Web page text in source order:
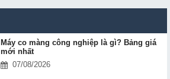
Máy co màng công nghiệp là gì? Bảng giá
mới nhất
07/08/2026